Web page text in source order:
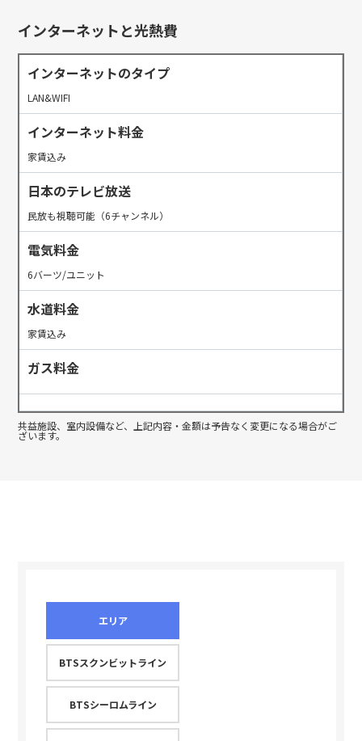
インターネットと光熱費
インターネットのタイプ
LAN&WIFI
インターネット料金
家賃込み
日本のテレビ放送
民放も視聴可能（6チャンネル）
電気料金
6バーツ/ユニット
水道料金
家賃込み
ガス料金
共益施設、室内設備など、上記内容・金額は予告なく変更になる場合がご
ざいます。
エリア
BTSスクンビットライン
BTSシーロムライン